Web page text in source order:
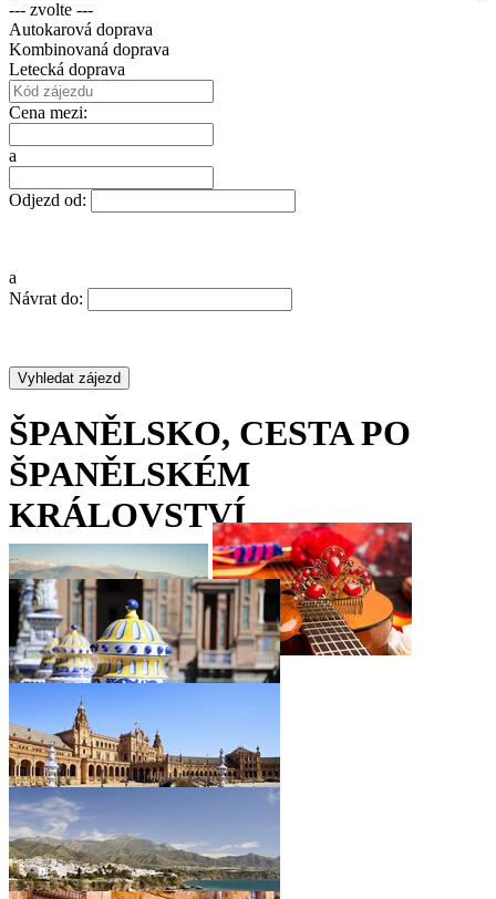
--- zvolte ---
Autokarová doprava
Kombinovaná doprava
Letecká doprava
Cena mezi:
a
Odjezd od:
a
Návrat do:
ŠPANĚLSKO, CESTA PO
ŠPANĚLSKÉM
KRÁLOVSTVÍ
•••••••